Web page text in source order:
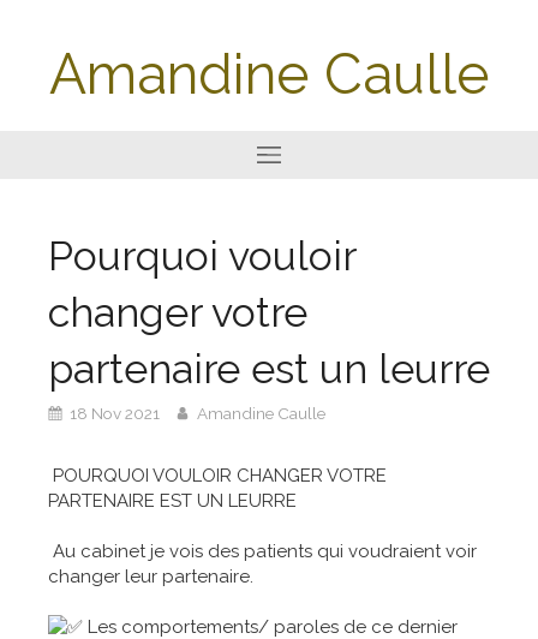
Amandine Caulle
Pourquoi vouloir
changer votre
partenaire est un leurre
18 Nov 2021 Amandine Caulle
POURQUOI VOULOIR CHANGER VOTRE
PARTENAIRE EST UN LEURRE
Au cabinet je vois des patients qui voudraient voir
changer leur partenaire.
Les comportements/ paroles de ce dernier